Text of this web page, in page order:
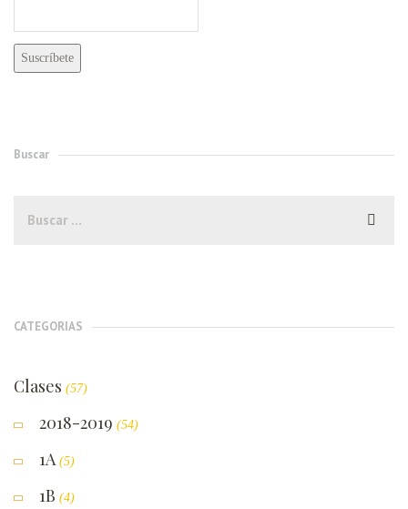
Buscar
CATEGORIAS
Clases (57)
2018-2019 (54)
1A(5)
1B (4)